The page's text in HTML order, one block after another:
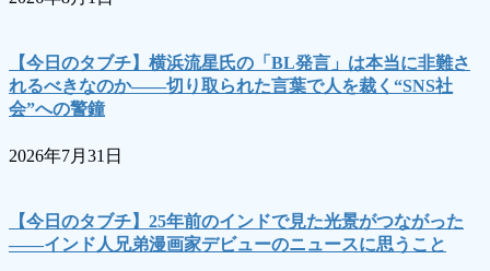
【今日のタブチ】横浜流星氏の「BL発言」は本当に非難さ
れるべきなのか――切り取られた言葉で人を裁く“SNS社
会”への警鐘
2026年7月31日
【今日のタブチ】25年前のインドで見た光景がつながった
――インド人兄弟漫画家デビューのニュースに思うこと